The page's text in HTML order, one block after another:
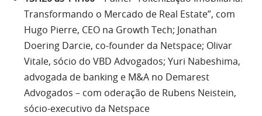
Transformando o Mercado de Real Estate”, com
Hugo Pierre, CEO na Growth Tech; Jonathan
Doering Darcie, co-founder da Netspace; Olivar
Vitale, sócio do VBD Advogados; Yuri Nabeshima,
advogada de banking e M&A no Demarest
Advogados – com oderação de Rubens Neistein,
sócio-executivo da Netspace